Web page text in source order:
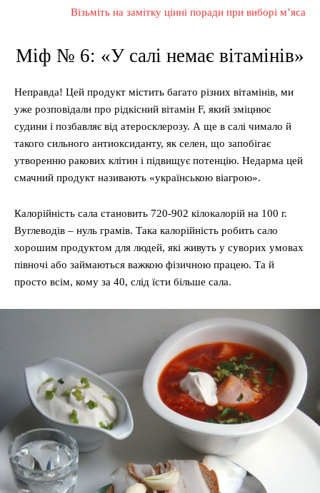
Візьміть на замітку цінні поради при виборі м’яса
Міф № 6: «У салі немає вітамінів»
Неправда! Цей продукт містить багато різних вітамінів, ми
уже розповідали про рідкісний вітамін F, який зміцнює
судини і позбавляє від атеросклерозу. А ще в салі чимало й
такого сильного антиоксиданту, як селен, що запобігає
утворенню ракових клітин і підвищує потенцію. Недарма цей
смачний продукт називають «українською віагрою».
Калорійність сала становить 720-902 кілокалорій на 100 г.
Вуглеводів – нуль грамів. Така калорійність робить сало
хорошим продуктом для людей, які живуть у суворих умовах
півночі або займаються важкою фізичною працею. Та й
просто всім, кому за 40, слід їсти більше сала.